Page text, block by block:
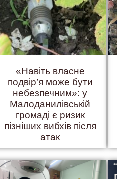
«Навіть власне
подвір’я може бути
небезпечним»: у
Малоданилівській
громаді є ризик
пізніших вибхів після
атак